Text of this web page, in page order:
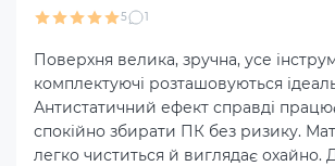
5 1
Поверхня велика, зручна, усе
комплектуючі розташовуються
Антистатичний ефект справді
спокійно збирати ПК без ризику.
легко чиститься й виглядає охайно.